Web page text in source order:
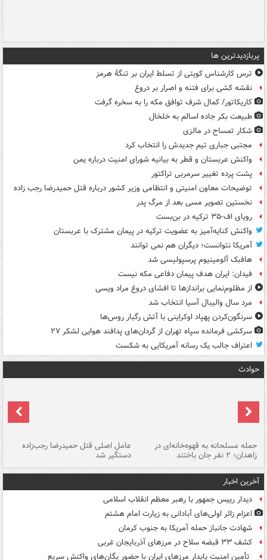
پربازدیدترین ها
ترس کارشناس کویتی از تسلط ایران بر تنگۀ هرمز
نقشه کشی برای فتنه و اصرار بر دروغ
کاریکاتور/ کمال شرف توافق مکه را به سخره گرفت
طبیعت بکر جاده اسالم به خلخال
شکار تمساح در مالزی
مجتبی جباری تیم جدیدش را انتخاب کرد
واکنش عربستان و قطر به بیانیه شورای امنیت درباره یمن
پشت پرده تغییر سرمربی تراکتور
توضیحات معاون امنیتی و انتظامی وزیر کشور درباره قتل حمیدرضا رجب زاده
نخستین تصویر مسی بعد از مرگ پدر
رویای اف-۳۵ ترکیه در بن‌بست
واکنش کنایه‌آمیز به عضویت ترکیه در پیمان مشترک با عربستان
آمریکا نتوانست؛ دیگران هم نمی توانند
هافبک آلومینیوم پرسپولیسی شد
فیدان: ایران هدف پیمان دفاعی مکه نیست
از مظلوم‌نمایی براندازها تا افشای دروغ مراد ویسی
مرد سال والیبال آسیا انتخاب شد
سرنگون‌کردن پهپاد اوکراینی با آتش رگبار روس‌ها
سرکشی فرمانده سپاه تهران از گردان‌های پدافند هوایی لشکر ۲۷
اعتراف جالب یک رسانه آمریکایی به شکست
حوادث
حمله مسلحانه به قهوه‌خانه‌ای در
زاهدان؛ ۲ نفر جان باختند
عامل اصلی قتل حمیدرضا رجب‌زاده
دستگیر شد
آخرین اخبار
دیدار رییس جمهور با رهبر معظم انقلاب اسلامی
اعزام زائر اولی‌های آبادانی به زیارت امام هشتم
شهادت جانباز حمله آمریکا به جنوب کرمان
کشف ۳۳ قبضه سلاح در مرزهای آذربایجان غربی
تأمین امنیت پایدار مرزهای ایران با حضور یگان‌های واکنش سریع